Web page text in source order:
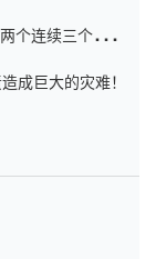
个连续三个连续
成巨大的灾难！